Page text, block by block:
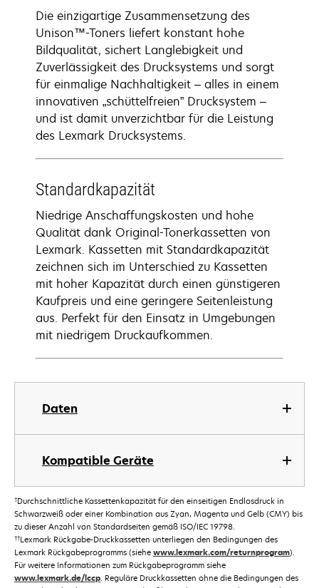
Daten
Kompatible Geräte
Die einzigartige Zusammensetzung des
Unison™-Toners liefert konstant hohe
Bildqualität, sichert Langlebigkeit und
Zuverlässigkeit des Drucksystems und sorgt
für einmalige Nachhaltigkeit – alles in einem
innovativen „schüttelfreien” Drucksystem –
und ist damit unverzichtbar für die Leistung
des Lexmark Drucksystems.
Standardkapazität
Niedrige Anschaffungskosten und hohe
Qualität dank Original-Tonerkassetten von
Lexmark. Kassetten mit Standardkapazität
zeichnen sich im Unterschied zu Kassetten
mit hoher Kapazität durch einen günstigeren
Kaufpreis und eine geringere Seitenleistung
aus. Perfekt für den Einsatz in Umgebungen
mit niedrigem Druckaufkommen.
†Durchschnittliche Kassettenkapazität für den einseitigen Endlosdruck in
Schwarzweiß oder einer Kombination aus Zyan, Magenta und Gelb (CMY) bis
zu dieser Anzahl von Standardseiten gemäß ISO/IEC 19798.
††Lexmark Rückgabe-Druckkassetten unterliegen den Bedingungen des
Lexmark Rückgabeprogramms (siehe www.lexmark.com/returnprogram).
Für weitere Informationen zum Rückgabeprogramm siehe
www.lexmark.de/lccp. Reguläre Druckkassetten ohne die Bedingungen des